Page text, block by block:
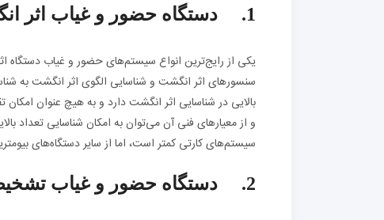
1. دستگاه حضور و غیاب اثر انگشت
یکی از رایج‌ترین انواع سیستم‌های حضور و غیاب دستگاه
سنسورهای اثر انگشت و شناسایی الگوی اثر انگشت به
بالایی در شناسایی اثر انگشت دارد و به هیچ عنوان
و از معیارهای فنی آن می‌توان به امکان شناسایی تعداد
سیستم‌های کارتی کمتر است، اما از سایر دستگاه‌های
2. دستگاه حضور و غیاب تشخیص چهره